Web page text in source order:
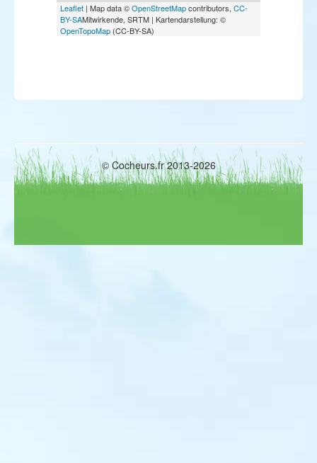
Leaflet | Map data ©OpenStreetMapcontributors, CC-
BY-SAMitwirkende, SRTM | Kartendarstellung: ©
OpenTopoMap (CC-BY-SA)
© Cocheurs.fr 2013-2026